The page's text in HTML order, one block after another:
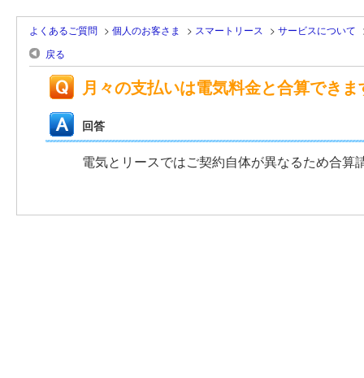
よくあるご質問 > 個人のお客さま > スマートリース > サービスについて
戻る
月々の支払いは電気料金と合算できま
回答
電気とリースではご契約自体が異なるため合算